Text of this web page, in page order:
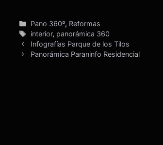
Categorías
Pano 360º, Reformas
Etiquetas
interior, panorámica 360
Infografías Parque de los Tilos
Panorámica Paraninfo Residencial